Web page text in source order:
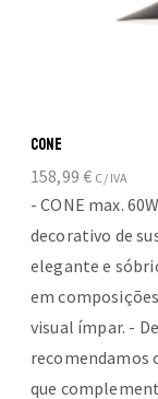
CONE
158,99€ C/ IVA
- CONE max.
decorativo de
elegante e
em
visual ímpar. -
recomendamos
que